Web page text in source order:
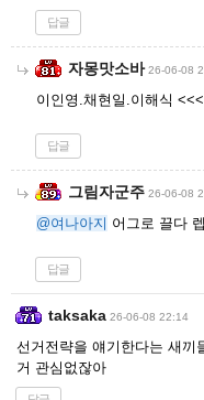
답글
자몽맛소바 26-06-08
이인영.채현일.이해식
답글
그림자군주 26-06-08
@여나아지 어그로 끌다
답글
taksaka 26-06-08 22:14
선거전략을 얘기한다는 새끼
거 관심없잖아